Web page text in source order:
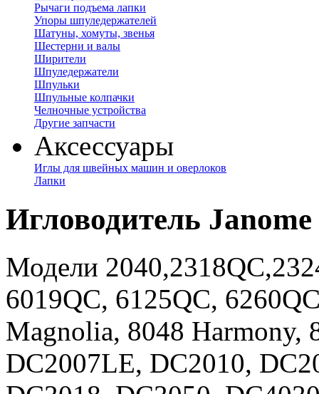
Рычаги подъема лапки
Упоры шпуледержателей
Шатуны, хомуты, звенья
Шестерни и валы
Ширители
Шпуледержатели
Шпульки
Шпульные колпачки
Челночные устройства
Другие запчасти
Аксессуары
Иглы для швейных машин и оверлоков
Лапки
Игловодитель
Модели
6019QC, 6125QC,
Magnolia, 8048 Harmony,
DC2007LE, DC2010,